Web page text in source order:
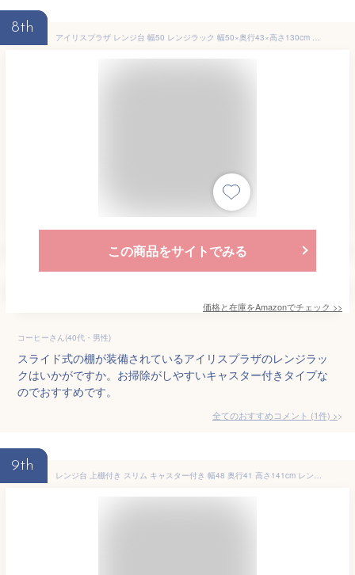
8th
アイリスプラザ レンジ台 幅50 レンジラック 幅50×奥行43×高さ130cm コンパクト スライド棚 ストッパー付きキャスター 組立品 ホワイト RGK-49WT
この商品をサイトでみる
価格と在庫をAmazonでチェック >>
コーヒーさん(40代・男性)
スライド式の棚が装備されているアイリスプラザのレンジラッ
クはいかがですか。お掃除がしやすいキャスター付きタイプな
のでおすすめです。
全てのおすすめコメント (1件) >
9th
レンジ台 上棚付き スリム キャスター付き 幅48 奥行41 高さ141cm レンジボード レンジラック キッチンラック ラック キッチン収納 背面収納 山善 YAMAZEN 【送料無料】